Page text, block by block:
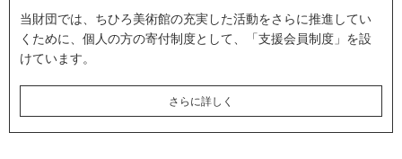
当財団では、ちひろ美術館の充実した活動をさらに推進してい
くために、個人の方の寄付制度として、「支援会員制度」を設
けています。
さらに詳しく